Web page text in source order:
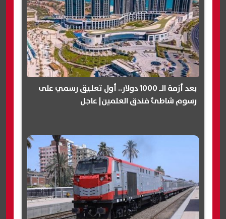
بعد أزمة الـ 1000 دولار.. أول تعليق رسمي على
رسوم شاطئ فندق العلمين| عاجل